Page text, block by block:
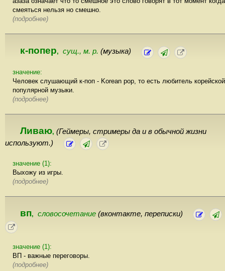
смеяться нельзя но смешно.
(подробнее)
к-попер, сущ., м. р. (музыка)
значение:
Человек слушающий к-поп - Korean pop, то есть любитель корейской
популярной музыки.
(подробнее)
Ливаю, (Геймеры, стримеры да и в обычной жизни
используют.)
значение (1):
Выхожу из игры.
(подробнее)
вп, словосочетание (вконтакте, переписки)
значение (1):
ВП - важные переговоры.
(подробнее)